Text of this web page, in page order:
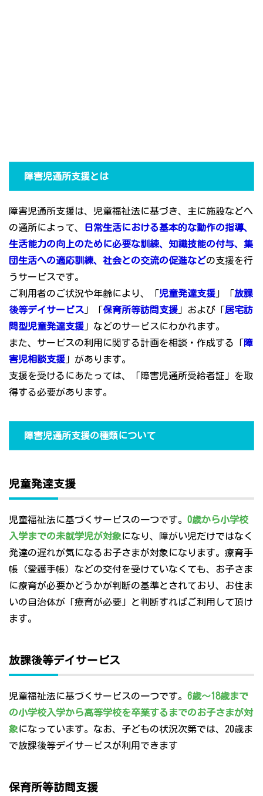
障害児通所支援とは
障害児通所支援は、児童福祉法に基づき、主に施設などへ
の通所によって、
日常生活における基本的な動作の指導、
生活能力の向上のために必要な訓練、知識技能の付与、集
団生活への適応訓練、社会との交流の促進などの支援を行
うサービスです。
ご利用者のご状況や年齢により、「児童発達支援 」「放課
後等デイサービス 」「保育所等訪問支援 」および「居宅訪
問型児童発達支援 」などのサービスにわかれます。
また、サービスの利用に関する計画を相談・作成する「障
害児相談支援 」があります。
支援を受けるにあたっては、「障害児通所受給者証」を取
得する必要があります。
障害児通所支援の種類について
児童発達支援
児童福祉法に基づくサービスの一つです。 0歳から小学校
入学までの未就学児が対象になり、障がい児だけではなく
発達の遅れが気になるお子さまが対象になります。療育手
帳（愛護手帳）などの交付を受けていなくても、お子さま
に療育が必要かどうかが判断の基準とされており、お住ま
いの自治体が「療育が必要」と判断すればご利用して頂け
ます。
放課後等デイサービス
児童福祉法に基づくサービスの一つです。 6歳～18歳まで
の小学校入学から高等学校を卒業するまでのお子さまが対
象になっています。なお、子どもの状況次第では、20歳ま
で放課後等デイサービスが利用できます
保育所等訪問支援